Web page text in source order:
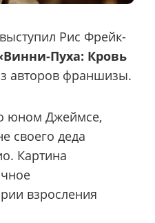
Рис Фрейк-
Пуха: Кровь
авторов франшизы.
юном Джеймсе,
своего деда
Картина
взросления